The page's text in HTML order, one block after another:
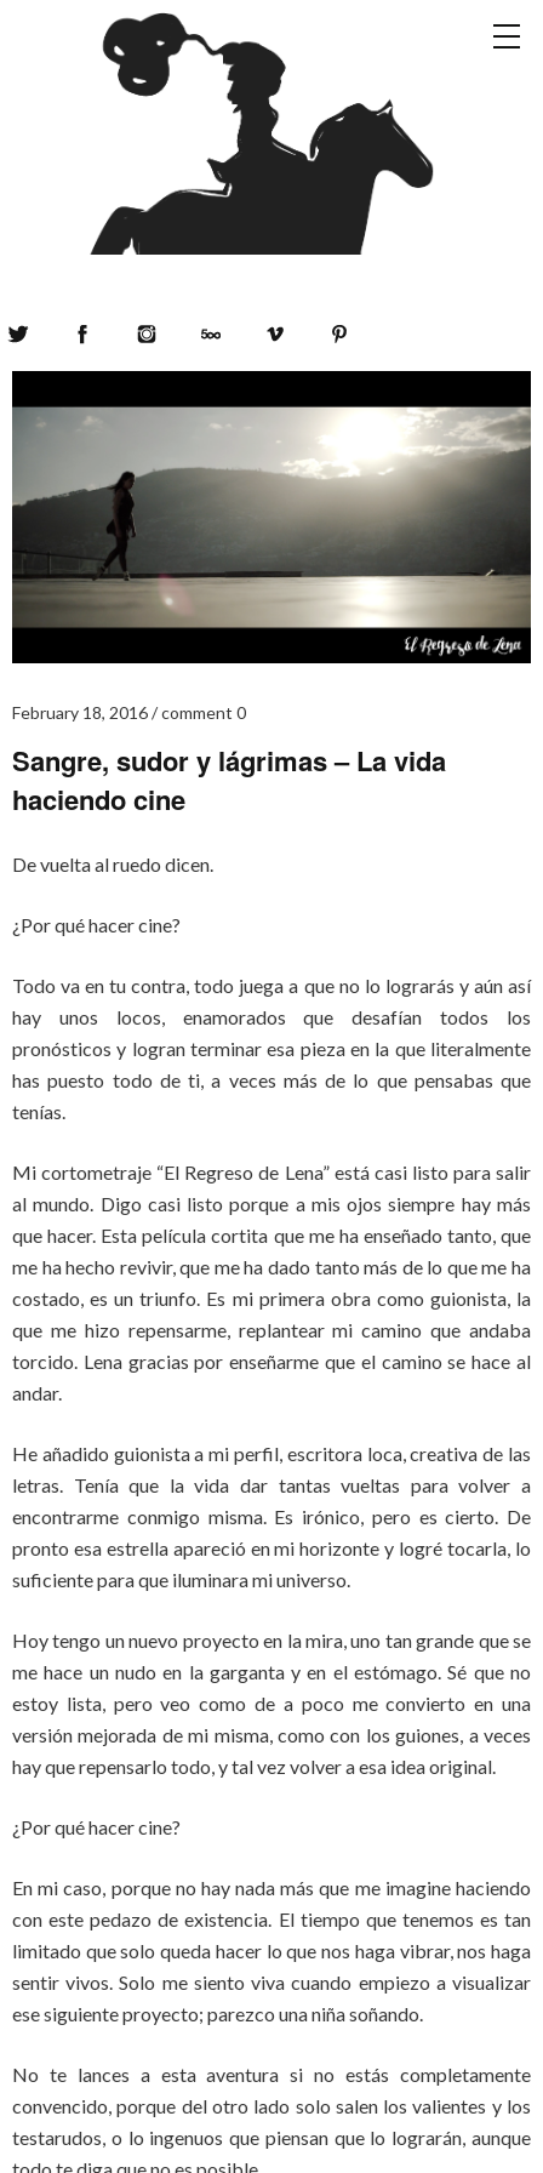
February 18, 2016 comment 0
Sangre, sudor y lágrimas – La vida
haciendo cine
De vuelta al ruedo dicen.
¿Por qué hacer cine?
Todo va en tu contra, todo juega a que no lo lograrás y aún así
hay unos locos, enamorados que desafían todos los
pronósticos y logran terminar esa pieza en la que literalmente
has puesto todo de ti, a veces más de lo que pensabas que
tenías.
Mi cortometraje “El Regreso de Lena” está casi listo para salir
al mundo. Digo casi listo porque a mis ojos siempre hay más
que hacer. Esta película cortita que me ha enseñado tanto, que
me ha hecho revivir, que me ha dado tanto más de lo que me ha
costado, es un triunfo. Es mi primera obra como guionista, la
que me hizo repensarme, replantear mi camino que andaba
torcido. Lena gracias por enseñarme que el camino se hace al
andar.
He añadido guionista a mi perfil, escritora loca, creativa de las
letras. Tenía que la vida dar tantas vueltas para volver a
encontrarme conmigo misma. Es irónico, pero es cierto. De
pronto esa estrella apareció en mi horizonte y logré tocarla, lo
suficiente para que iluminara mi universo.
Hoy tengo un nuevo proyecto en la mira, uno tan grande que se
me hace un nudo en la garganta y en el estómago. Sé que no
estoy lista, pero veo como de a poco me convierto en una
versión mejorada de mi misma, como con los guiones, a veces
hay que repensarlo todo, y tal vez volver a esa idea original.
¿Por qué hacer cine?
En mi caso, porque no hay nada más que me imagine haciendo
con este pedazo de existencia. El tiempo que tenemos es tan
limitado que solo queda hacer lo que nos haga vibrar, nos haga
sentir vivos. Solo me siento viva cuando empiezo a visualizar
ese siguiente proyecto; parezco una niña soñando.
No te lances a esta aventura si no estás completamente
convencido, porque del otro lado solo salen los valientes y los
testarudos, o lo ingenuos que piensan que lo lograrán, aunque